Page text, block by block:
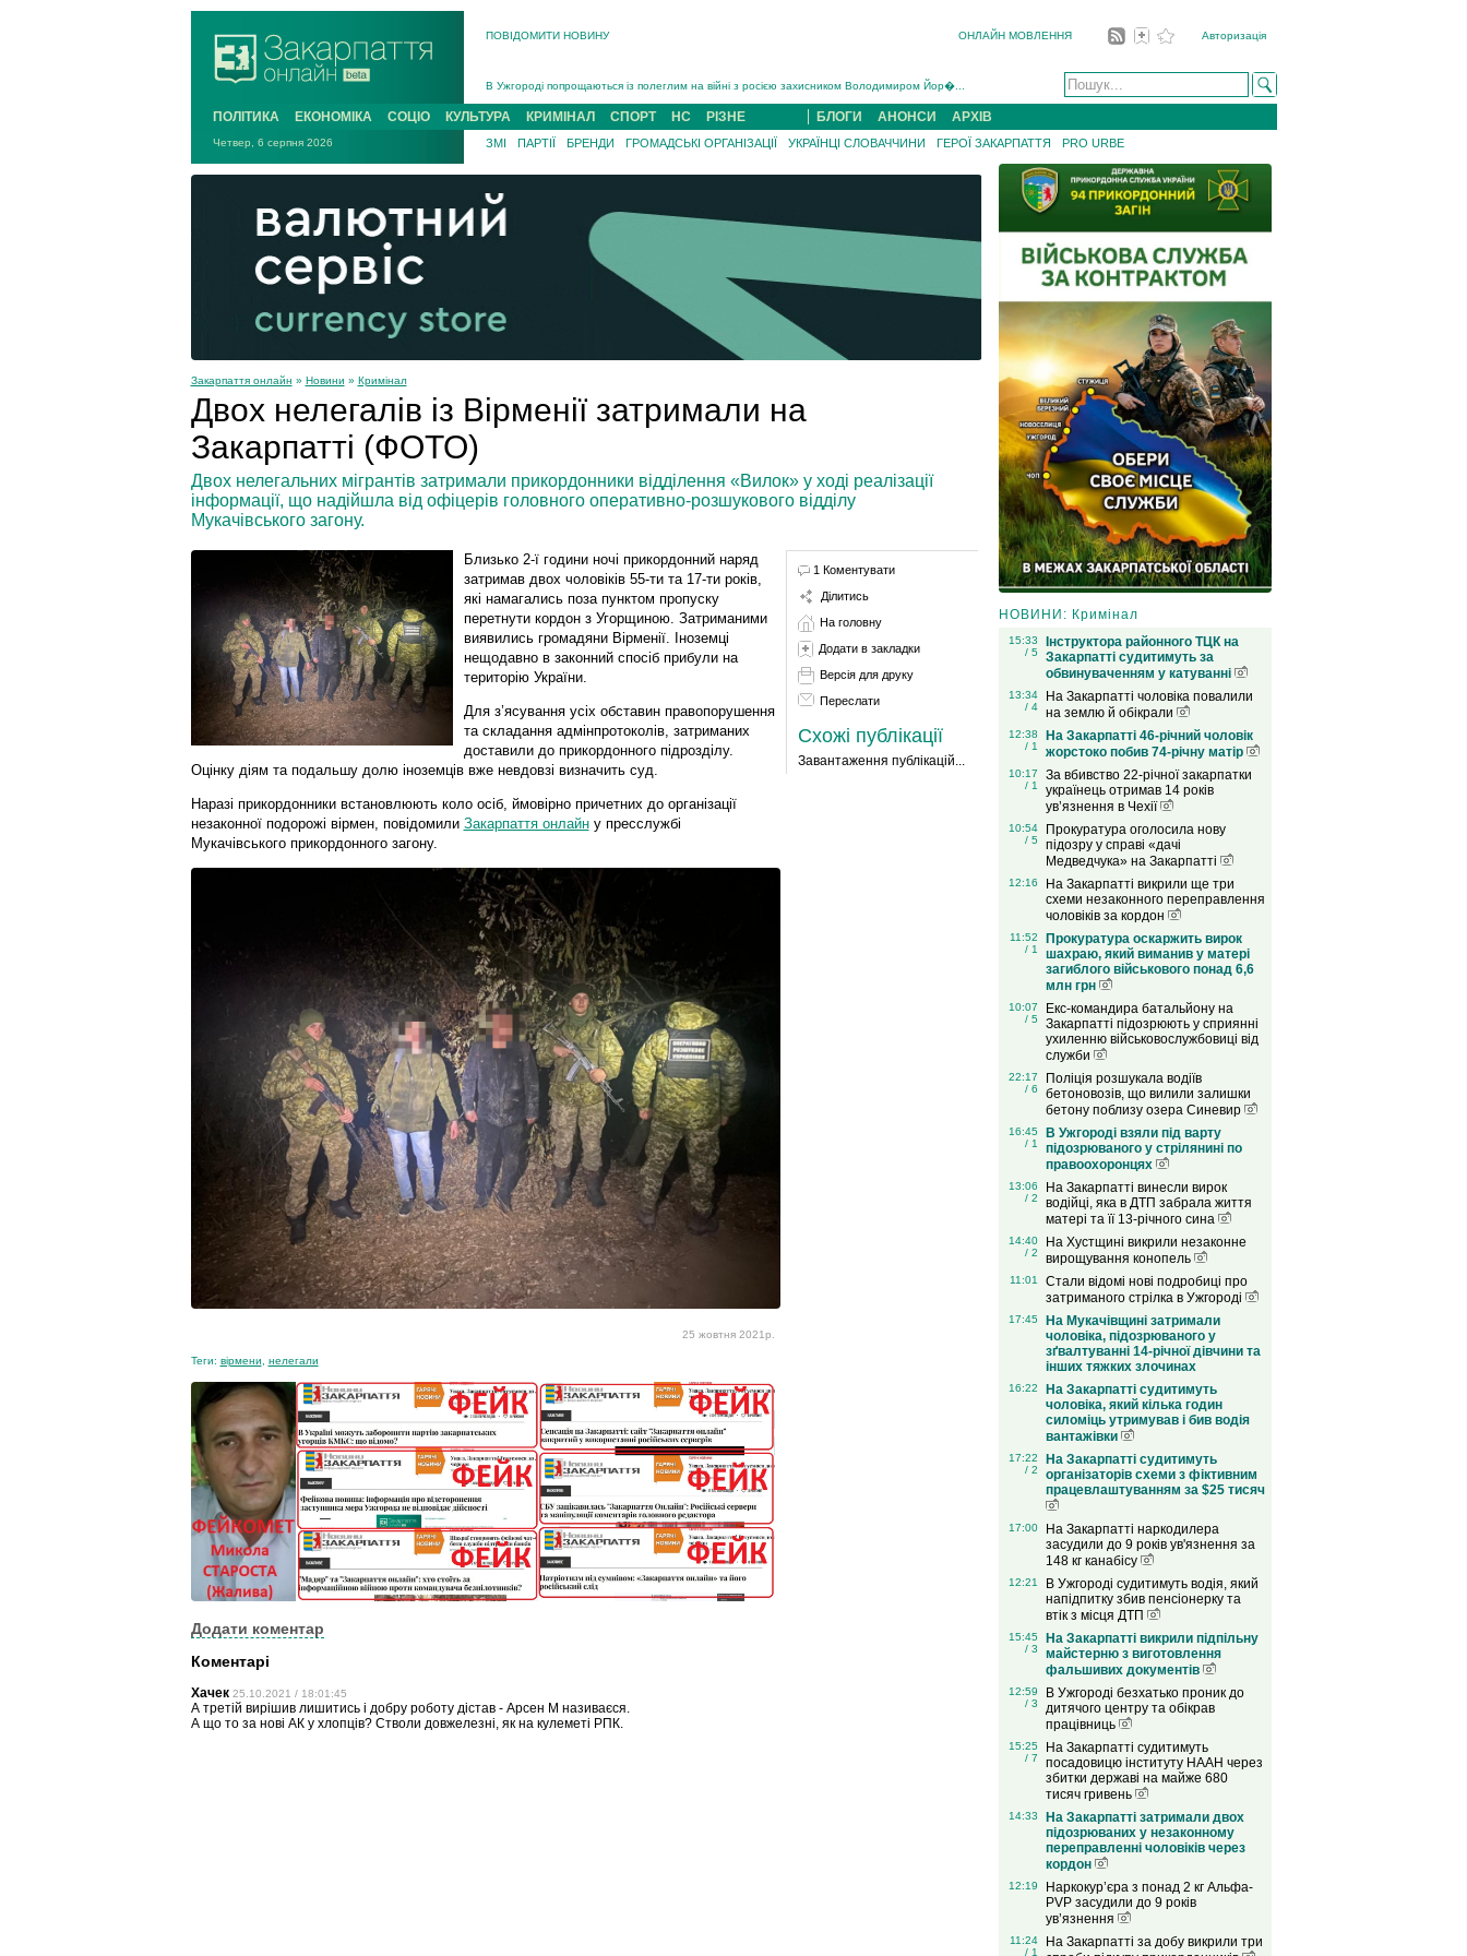
ПОВІДОМИТИ НОВИНУ ОНЛАЙН МОВЛЕННЯ Авторизація
В Ужгороді попрощаються із полеглим на війні з росією захисником Володимиром Йор�...
В Ужгороді 5 серпня попрощаються із захисником Богданом Югасом, який два роки �...
Підтвердили загибель захисника із Нанкова на Хустщині Юліана Гербея (ФОТО)[/gree...
На війні з рф поліг військовий з Виноградова Ігнат Роздяловський (ФОТО)...
На Хустщині внаслідок ДТП за участі трьох авто постраждали 13 людей (ФОТО)...
Інструктора районного ТЦК на Закарпатті судитимуть за обвинувачен...
ПОЛІТИКА ЕКОНОМІКА СОЦІО КУЛЬТУРА КРИМІНАЛ СПОРТ НС РІЗНЕ БЛОГИ АНОНСИ АРХІВ
Четвер, 6 серпня 2026 ЗМІ ПАРТІЇ БРЕНДИ ГРОМАДСЬКІ ОРГАНІЗАЦІЇ УКРАЇНЦІ СЛОВАЧЧИНИ ГЕРОЇ ЗАКАРПАТТЯ PRO URBE
Закарпаття онлайн » Новини » Кримінал
Двох нелегалів із Вірменії затримали на
Закарпатті (ФОТО)
Двох нелегальних мігрантів затримали прикордонники відділення «Вилок» у ході реалізації
інформації, що надійшла від офіцерів головного оперативно-розшукового відділу
Мукачівського загону.
Близько 2-ї години ночі прикордонний наряд
затримав двох чоловіків 55-ти та 17-ти років,
які намагались поза пунктом пропуску
перетнути кордон з Угорщиною. Затриманими
виявились громадяни Вірменії. Іноземці
нещодавно в законний спосіб прибули на
територію України.
Для з’ясування усіх обставин правопорушення
та складання адмінпротоколів, затриманих
доставили до прикордонного підрозділу.
Оцінку діям та подальшу долю іноземців вже невдовзі визначить суд.
Наразі прикордонники встановлюють коло осіб, ймовірно причетних до організації
незаконної подорожі вірмен, повідомили Закарпаття онлайну пресслужбі
Мукачівського прикордонного загону.
25 жовтня 2021р.
Теги: вірмени нелегали
Додати коментар
Коментарі
Хачек 25.10.2021 / 18:01:45
А третій вирішив лишитись і добру роботу дістав - Арсен М називаєся.
А що то за нові АК у хлопців? Стволи довжелезні, як на кулеметі РПК.
1 Коментувати
Ділитись
На головну
Додати в закладки
Версія для друку
Переслати
Схожі публікації
Завантаження публікацій...
НОВИНИ: Кримінал
15:33
/ 5
Інструктора районного ТЦК на
Закарпатті судитимуть за
обвинуваченням у катуванні
13:34
/ 4
На Закарпатті чоловіка повалили
на землю й обікрали
12:38
/ 1
На Закарпатті 46-річний чоловік
жорстоко побив 74-річну матір
10:17
/ 1
За вбивство 22-річної закарпатки
українець отримав 14 років
ув’язнення в Чехії
10:54
/ 5
Прокуратура оголосила нову
підозру у справі «дачі
Медведчука» на Закарпатті
12:16
На Закарпатті викрили ще три
схеми незаконного переправлення
чоловіків за кордон
11:52
/ 1
Прокуратура оскаржить вирок
шахраю, який виманив у матері
загиблого військового понад 6,6
млн грн
10:07
/ 5
Екс-командира батальйону на
Закарпатті підозрюють у сприянні
ухиленню військовослужбовиці від
служби
22:17
/ 6
Поліція розшукала водіїв
бетоновозів, що вилили залишки
бетону поблизу озера Синевир
16:45
/ 1
В Ужгороді взяли під варту
підозрюваного у стрілянині по
правоохоронцях
13:06
/ 2
На Закарпатті винесли вирок
водійці, яка в ДТП забрала життя
матері та її 13-річного сина
14:40
/ 2
На Хустщині викрили незаконне
вирощування конопель
11:01
Стали відомі нові подробиці про
затриманого стрілка в Ужгороді
17:45
На Мукачівщині затримали
чоловіка, підозрюваного у
зґвалтуванні 14-річної дівчини та
інших тяжких злочинах
16:22
На Закарпатті судитимуть
чоловіка, який кілька годин
силоміць утримував і бив водія
вантажівки
17:22
/ 2
На Закарпатті судитимуть
організаторів схеми з фіктивним
працевлаштуванням за $25 тисяч
17:00
На Закарпатті наркодилера
засудили до 9 років ув'язнення за
148 кг канабісу
12:21
В Ужгороді судитимуть водія, який
напідпитку збив пенсіонерку та
втік з місця ДТП
15:45
/ 3
На Закарпатті викрили підпільну
майстерню з виготовлення
фальшивих документів
12:59
/ 3
В Ужгороді безхатько проник до
дитячого центру та обікрав
працівниць
15:25
/ 7
На Закарпатті судитимуть
посадовицю інституту НААН через
збитки державі на майже 680
тисяч гривень
14:33
На Закарпатті затримали двох
підозрюваних у незаконному
переправленні чоловіків через
кордон
12:19
Наркокур’єра з понад 2 кг Альфа-
PVP засудили до 9 років
ув’язнення
11:24
/ 1
На Закарпатті за добу викрили три